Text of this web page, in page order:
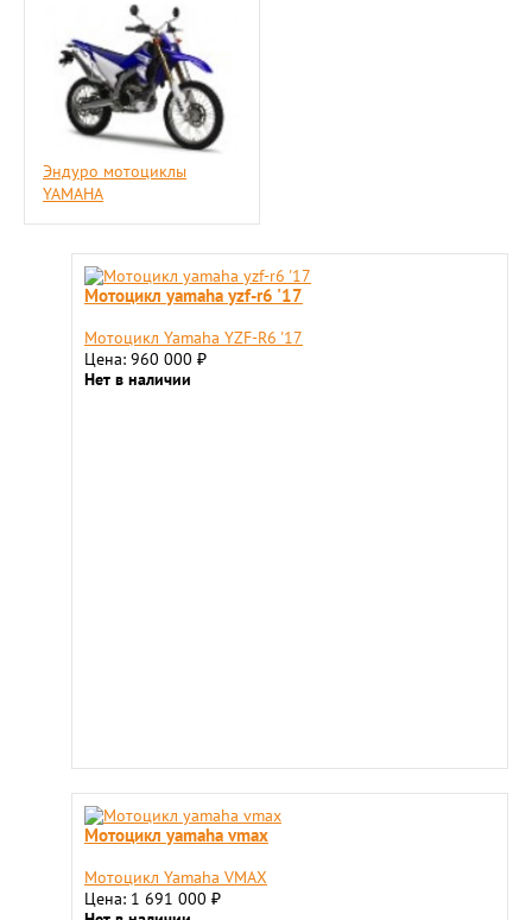
Эндуро мотоциклы
YAMAHA
Мотоцикл yamaha yzf-r6 '17
Мотоцикл Yamaha YZF-R6 '17
Цена: 960 000 ₽
Нет в наличии
Мотоцикл yamaha vmax
Мотоцикл Yamaha VMAX
Цена: 1 691 000 ₽